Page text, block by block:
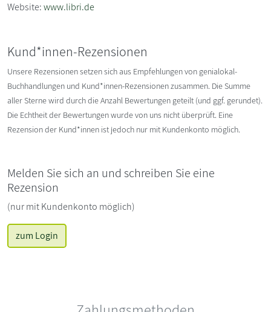
Website:www.libri.de
Kund*innen-Rezensionen
Unsere Rezensionen setzen sich aus Empfehlungen von genialokal-
Buchhandlungen und Kund*innen-Rezensionen zusammen. Die Summe
aller Sterne wird durch die Anzahl Bewertungen geteilt (und ggf. gerundet).
Die Echtheit der Bewertungen wurde von uns nicht überprüft. Eine
Rezension der Kund*innen ist jedoch nur mit Kundenkonto möglich.
Melden Sie sich an und schreiben Sie eine
Rezension
(nur mit Kundenkonto möglich)
zum Login